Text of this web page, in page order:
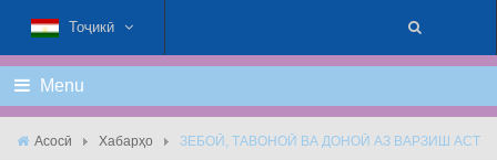
Тоҷикӣ
Menu
Асосӣ Хабарҳо ЗЕБОӢ, ТАВОНОӢ ВА ДОНОӢ АЗ ВАРЗИШ АСТ